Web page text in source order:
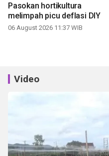
Pasokan hortikultura
melimpah picu deflasi DIY
06 August 2026 11:37 WIB
Video